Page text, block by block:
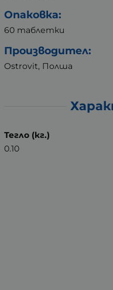
Опаковка:
60 таблетки
Производител:
Ostrovit, Полша
Тегло (кг.)
0.10